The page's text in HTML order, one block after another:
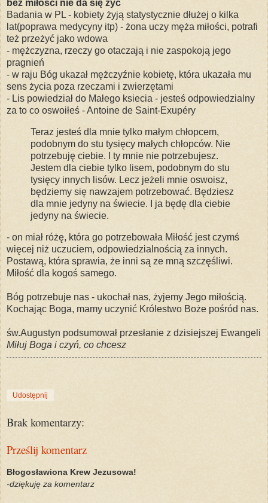
bez miłości nie da się żyć
Badania w PL - kobiety żyją statystycznie dłużej o kilka
lat(poprawa medycyny itp) - żona uczy męża miłości, potrafi
też przeżyć jako wdowa
- mężczyzna, rzeczy go otaczają i nie zaspokoją jego
pragnień
- w raju Bóg ukazał mężczyźnie kobietę, która ukazała mu
sens życia poza rzeczami i zwierzętami
- Lis powiedział do Małego ksiecia - jesteś odpowiedzialny
za to co oswoiłeś - Antoine de Saint-Exupéry
Teraz jesteś dla mnie tylko małym chłopcem,
podobnym do stu tysięcy małych chłopców. Nie
potrzebuję ciebie. I ty mnie nie potrzebujesz.
Jestem dla ciebie tylko lisem, podobnym do stu
tysięcy innych lisów. Lecz jeżeli mnie oswoisz,
będziemy się nawzajem potrzebować. Będziesz
dla mnie jedyny na świecie. I ja będę dla ciebie
jedyny na świecie.
- on miał różę, która go potrzebowała Miłość jest czymś
więcej niż uczuciem, odpowiedzialnością za innych.
Postawą, która sprawia, że inni są ze mną szczęśliwi.
Miłość dla kogoś samego.
Bóg potrzebuje nas - ukochał nas, żyjemy Jego miłością.
Kochając Boga, mamy uczynić Królestwo Boże pośród nas.
św.Augustyn podsumował przesłanie z dzisiejszej Ewangeli
Miłuj Boga i czyń, co chcesz
Udostępnij
Brak komentarzy:
Prześlij komentarz
Błogosławiona Krew Jezusowa!
-dziękuję za komentarz